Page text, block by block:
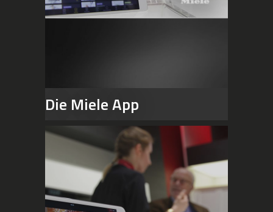
GERÄTE
MIELE
V-ZUG
DATENSCHUTZ
Die Miele App